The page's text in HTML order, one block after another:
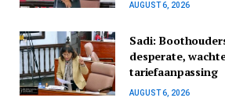
AUGUST 6, 2026
Sadi:
desperate,
tariefaanpassing
AUGUST 6, 2026